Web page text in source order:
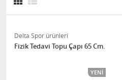
Delta Spor ürünleri
Fizik Tedavi Topu Çapı 65 Cm.
YENI